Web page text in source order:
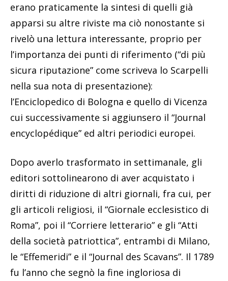
erano praticamente la sintesi di quelli già
apparsi su altre riviste ma ciò nonostante si
rivelò una lettura interessante, proprio per
l’importanza dei punti di riferimento (“di più
sicura riputazione” come scriveva lo Scarpelli
nella sua nota di presentazione):
l’Enciclopedico di Bologna e quello di Vicenza
cui successivamente si aggiunsero il “Journal
encyclopédique” ed altri periodici europei.
Dopo averlo trasformato in settimanale, gli
editori sottolinearono di aver acquistato i
diritti di riduzione di altri giornali, fra cui, per
gli articoli religiosi, il “Giornale ecclesistico di
Roma”, poi il “Corriere letterario” e gli “Atti
della società patriottica”, entrambi di Milano,
le “Effemeridi” e il “Journal des Scavans”. Il 1789
fu l’anno che segnò la fine ingloriosa di